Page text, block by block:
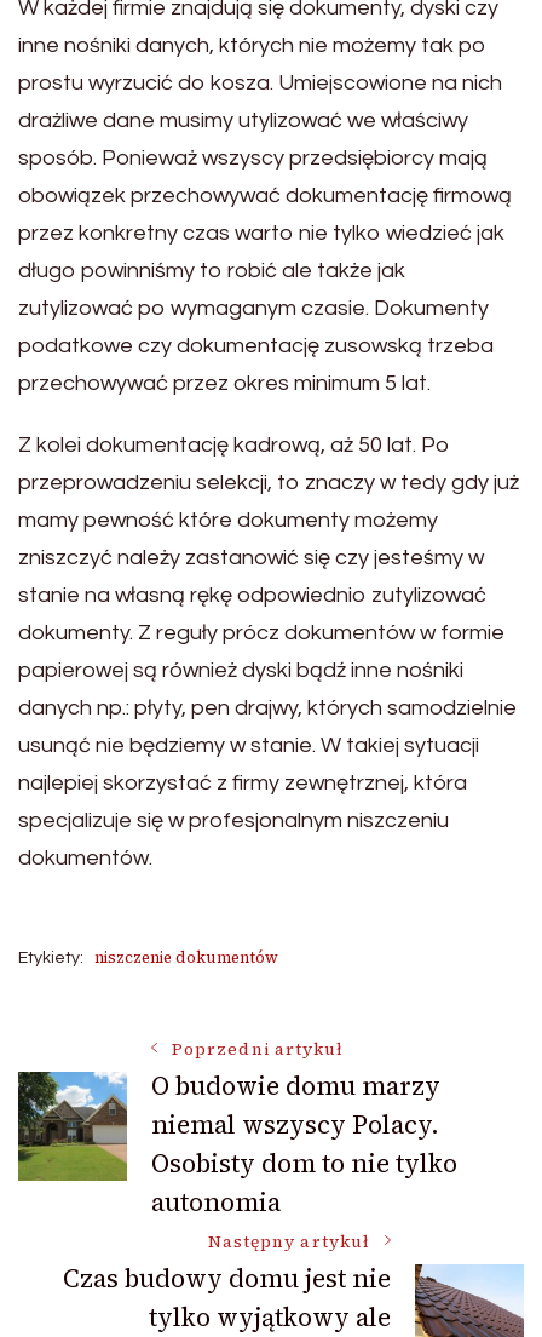
W każdej firmie znajdują się dokumenty, dyski czy
inne nośniki danych, których nie możemy tak po
prostu wyrzucić do kosza. Umiejscowione na nich
drażliwe dane musimy utylizować we właściwy
sposób. Ponieważ wszyscy przedsiębiorcy mają
obowiązek przechowywać dokumentację firmową
przez konkretny czas warto nie tylko wiedzieć jak
długo powinniśmy to robić ale także jak
zutylizować po wymaganym czasie. Dokumenty
podatkowe czy dokumentację zusowską trzeba
przechowywać przez okres minimum 5 lat.
Z kolei dokumentację kadrową, aż 50 lat. Po
przeprowadzeniu selekcji, to znaczy w tedy gdy już
mamy pewność które dokumenty możemy
zniszczyć należy zastanowić się czy jesteśmy w
stanie na własną rękę odpowiednio zutylizować
dokumenty. Z reguły prócz dokumentów w formie
papierowej są również dyski bądź inne nośniki
danych np.: płyty, pen drajwy, których samodzielnie
usunąć nie będziemy w stanie. W takiej sytuacji
najlepiej skorzystać z firmy zewnętrznej, która
specjalizuje się w profesjonalnym niszczeniu
dokumentów.
Etykiety: niszczenie dokumentów
Nawigacja
wpisu
Poprzedni artykuł
O budowie domu marzy
niemal wszyscy Polacy.
Osobisty dom to nie tylko
autonomia
Następny artykuł
Czas budowy domu jest nie
tylko wyjątkowy ale